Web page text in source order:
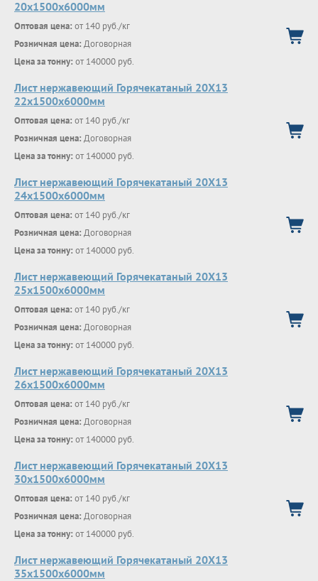
20x1500x6000мм
Оптовая цена: от 140 руб./кг
Розничная цена: Договорная
Цена за тонну: от 140000 руб.
Лист нержавеющий Горячекатаный 20Х13
22x1500x6000мм
Оптовая цена: от 140 руб./кг
Розничная цена: Договорная
Цена за тонну: от 140000 руб.
Лист нержавеющий Горячекатаный 20Х13
24x1500x6000мм
Оптовая цена: от 140 руб./кг
Розничная цена: Договорная
Цена за тонну: от 140000 руб.
Лист нержавеющий Горячекатаный 20Х13
25x1500x6000мм
Оптовая цена: от 140 руб./кг
Розничная цена: Договорная
Цена за тонну: от 140000 руб.
Лист нержавеющий Горячекатаный 20Х13
26x1500x6000мм
Оптовая цена: от 140 руб./кг
Розничная цена: Договорная
Цена за тонну: от 140000 руб.
Лист нержавеющий Горячекатаный 20Х13
30x1500x6000мм
Оптовая цена: от 140 руб./кг
Розничная цена: Договорная
Цена за тонну: от 140000 руб.
Лист нержавеющий Горячекатаный 20Х13
35x1500x6000мм